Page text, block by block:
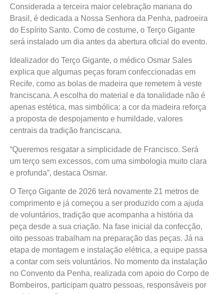
Considerada a terceira maior celebração mariana do
Brasil, é dedicada a Nossa Senhora da Penha, padroeira
do Espírito Santo. Como de costume, o Terço Gigante
será instalado um dia antes da abertura oficial do evento.
Idealizador do Terço Gigante, o médico Osmar Sales
explica que algumas peças foram confeccionadas em
Recife, como as bolas de madeira que remetem à veste
franciscana. A escolha do material e da tonalidade não é
apenas estética, mas simbólica: a cor da madeira reforça
a proposta de despojamento e humildade, valores
centrais da tradição franciscana.
“Queremos resgatar a simplicidade de Francisco. Será
um terço sem excessos, com uma simbologia muito clara
e profunda”, destaca Osmar.
O Terço Gigante de 2026 terá novamente 21 metros de
comprimento e já começou a ser produzido com a ajuda
de voluntários, tradição que acompanha a história da
peça desde a sua criação. Na fase inicial da confecção,
oito pessoas trabalham na preparação das peças. Já na
etapa de montagem e instalação elétrica, a equipe passa
a contar com seis voluntários. No momento da instalação
no Convento da Penha, realizada com apoio do Corpo de
Bombeiros, participam quatro pessoas, responsáveis por